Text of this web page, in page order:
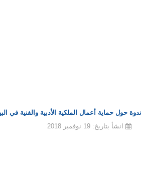
ندوة حول حماية أعمال الملكية الأدبية والفنية في
انشأ بتاريخ: 19 نوفمبر 2018